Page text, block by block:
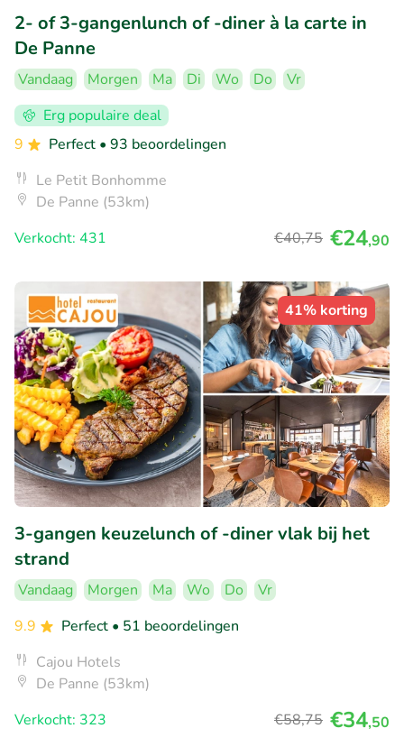
2- of 3-gangenlunch of -diner à la carte in
De Panne
Vandaag Morgen Ma Di Wo Do
Vr
Erg populaire deal
9
Perfect • 93 beoordelingen
Le Petit Bonhomme
De Panne (53km)
Verkocht: 431
€40,75 €24,90
41% korting
3-gangen keuzelunch of -diner vlak bij het
strand
Vandaag Morgen Ma Wo Do
Vr
9.9
Perfect • 51 beoordelingen
Cajou Hotels
De Panne (53km)
Verkocht: 323
€58,75 €34,50